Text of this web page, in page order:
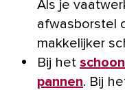
Als je
afwasborstel
makkelijker
Bij het
pannen. Bij